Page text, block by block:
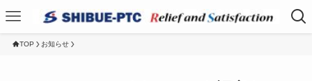
TOP お知らせ